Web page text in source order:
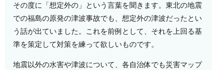
その度に「想定外の」という言葉を聞きます。東北の地震
での福島の原発の津波事故でも、想定外の津波だったとい
う話が出ていました。これを前例として、それを上回る基
準を策定して対策を練って欲しいものです。
地震以外の水害や津波について、各自治体でも災害マップ